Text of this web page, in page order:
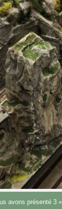
avons présenté 3